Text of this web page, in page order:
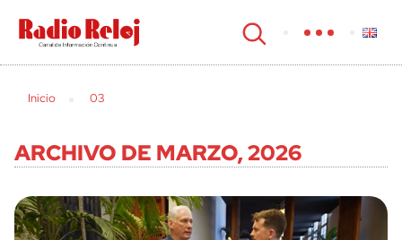
cerrar
Inicio 03
ARCHIVO DE MARZO, 2026